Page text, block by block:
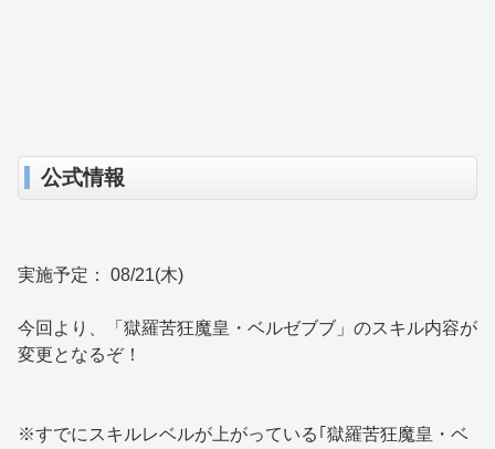
公式情報
実施予定： 08/21(木)
今回より、「獄羅苦狂魔皇・ベルゼブブ」のスキル内容が
変更となるぞ！
※すでにスキルレベルが上がっている｢獄羅苦狂魔皇・ベ